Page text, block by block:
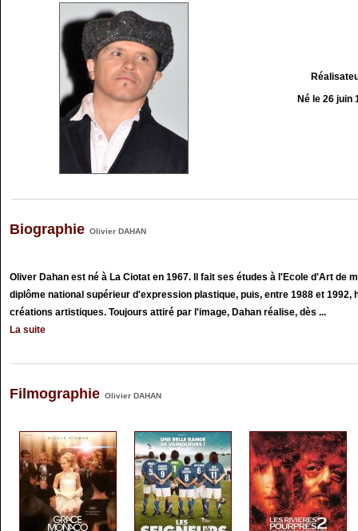
Né le 26 juin
Biographie Olivier DAHAN
Oliver Dahan est né à La Ciotat en 1967. Il fait ses études à l'Ecole d'Art de
diplôme national supérieur d'expression plastique, puis, entre 1988 et 1992,
créations artistiques. Toujours attiré par l'image, Dahan réalise, dès ...
La suite
Filmographie Olivier DAHAN